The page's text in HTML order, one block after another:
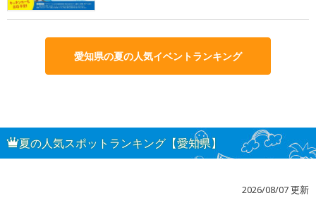
愛知県の夏の人気イベントランキング
夏の人気スポットランキング【愛知県】
2026/08/07 更新